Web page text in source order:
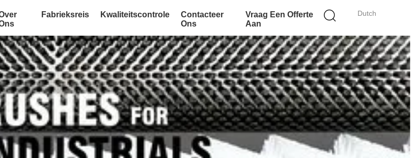
Dutch
Fabrieksreis Kwaliteitscontrole
Contacteer
Ons
Vraag Een Offerte
Aan